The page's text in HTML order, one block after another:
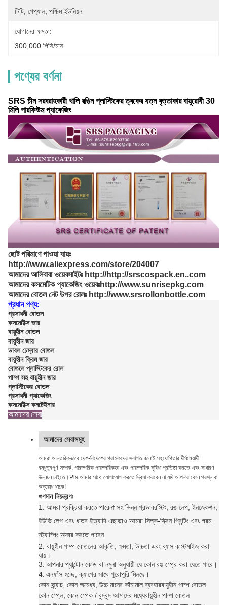
টিটি, পেপ্যাল, পশ্চিম ইউনিয়ন
যোগানের ক্ষমতা:
300,000 পিসি/মাস
পণ্যের বর্ণনা
SRS চীন সরবরাহকারী খালি রঙিন প্লাস্টিকের ত্বকের যত্ন বৃত্তাকার বায়ুরোধী 30
মিলি পারফিউম প্যাকেজিং
ছোট পরিমাণে পাওয়া যায়ঃ
http://www.aliexpress.com/store/204007
আমাদের আলিবাবা ওয়েবসাইটঃ http://http://srscospack.en..com
আমাদের কসমেটিক প্যাকেজিং ওয়েবঃhttp://www.sunrisepkg.com
আমাদের বোতল নেট উপর রোলঃ http://www.srsrollonbottle.com
প্রধান পণ্য:
প্রসাধনী বোতল
কসমেটিক্স জার
বায়ুহীন বোতল
বায়ুহীন জার
ডাবল চেম্বার বোতল
বায়ুহীন ক্রিম জার
বোতলে প্লাস্টিকের রোল
পাম্প সহ বায়ুহীন জার
প্লাস্টিকের বোতল
প্রসাধনী প্যাকেজিং
কসমেটিক্স কনটেইনার
আমাদের সেবা
আমাদের সেবাসমূহ
আমরা আন্তরিকভাবে দেশ-বিদেশের গ্রাহকদের স্বাগত জানাই সহযোগিতার দীর্ঘমেয়াদী
বন্ধুত্বপূর্ণ সম্পর্ক, পারস্পরিক পারস্পরিকতা এবং পারস্পরিক সুবিধা প্রতিষ্ঠা করতে এবং সাধারণ
উন্নয়ন চাইতে।Pls আমার সাথে যোগাযোগ করতে দ্বিধা করবেন না যদি আপনার কোন প্রশ্ন বা
অনুরোধ থাকে!
গুণমান নিয়ন্ত্রণঃ
1. আমরা প্রক্রিয়া করতে পারেনf সহ ভিন্ন প্রভাবরস্টিং, রঙ লেপ, ইনজেকশন,
ইউভি লেপ এবং ধাতব ইত্যাদি এছাড়াও আমরা সিল্ক-স্ক্রিন প্রিন্টিং এবং গরম
স্ট্যাম্পিং অফার করতে পারেন.
2. বায়ুহীন পাম্প বোতলের আকৃতি, ক্ষমতা, উচ্চতা এবং ব্যাস কাস্টমাইজ করা
যায়।
3. আপনার প্যান্টোন কোড বা নমুনা অনুযায়ী যে কোন রঙ স্প্রে করা যেতে পারে।
4. এনফাঁস হচ্ছে, ক্যাপের সাথে পুরোপুরি মিলছে।
কোন স্ক্র্যাচ, কোন অমেধ্য, উচ্চ মানের কাঁচামাল ব্যবহারবায়ুহীন পাম্প বোতল
কোন স্প্লে, কোন স্পেক / বুদবুদ আমাদের মধ্যেবায়ুহীন পাম্প বোতল